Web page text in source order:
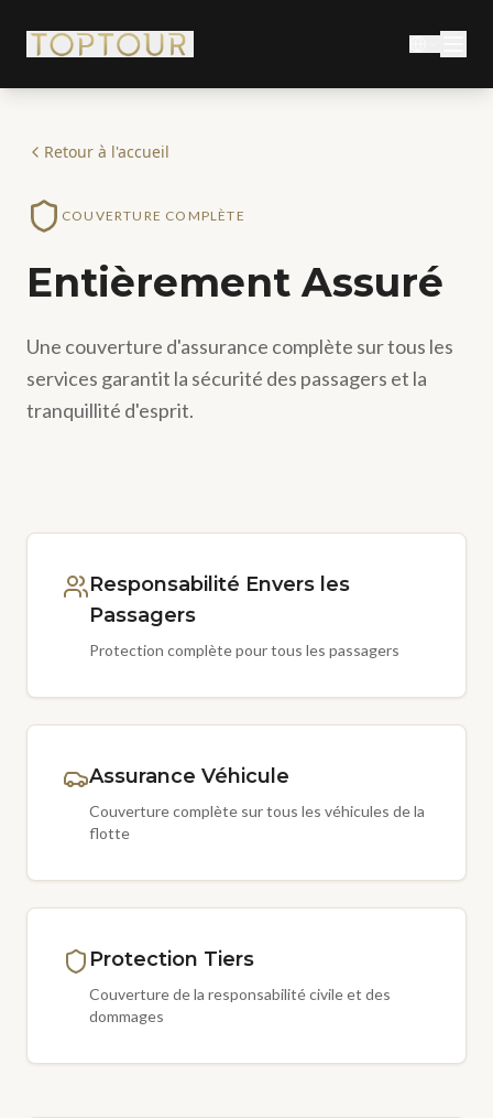
Retour à l'accueil
COUVERTURE COMPLÈTE
Entièrement Assuré
Une couverture d'assurance complète sur tous les
services garantit la sécurité des passagers et la
tranquillité d'esprit.
Responsabilité Envers les
Passagers
Protection complète pour tous les passagers
Assurance Véhicule
Couverture complète sur tous les véhicules de la
flotte
Protection Tiers
Couverture de la responsabilité civile et des
dommages